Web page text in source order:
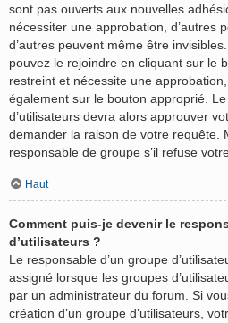
sont pas ouverts aux nouvelles
nécessiter une approbation, d’autres
d’autres peuvent même être
pouvez le rejoindre en cliquant sur le
restreint et nécessite une
également sur le bouton approprié.
d’utilisateurs devra alors approuver
demander la raison de votre requête.
responsable de groupe s’il refuse
Haut
Comment puis-je devenir le
d’utilisateurs ?
Le responsable d’un groupe
assigné lorsque les groupes
par un administrateur du forum. Si
création d’un groupe d’utilisateurs,